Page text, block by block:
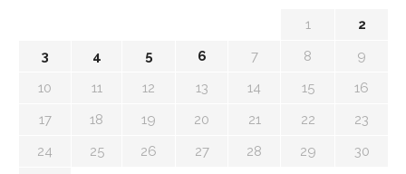
1
2
3
4 5 6 7 8
9
10
11 12 13 14 15
16
17
18 19 20 21 22
23
24
25 26 27 28 29
30